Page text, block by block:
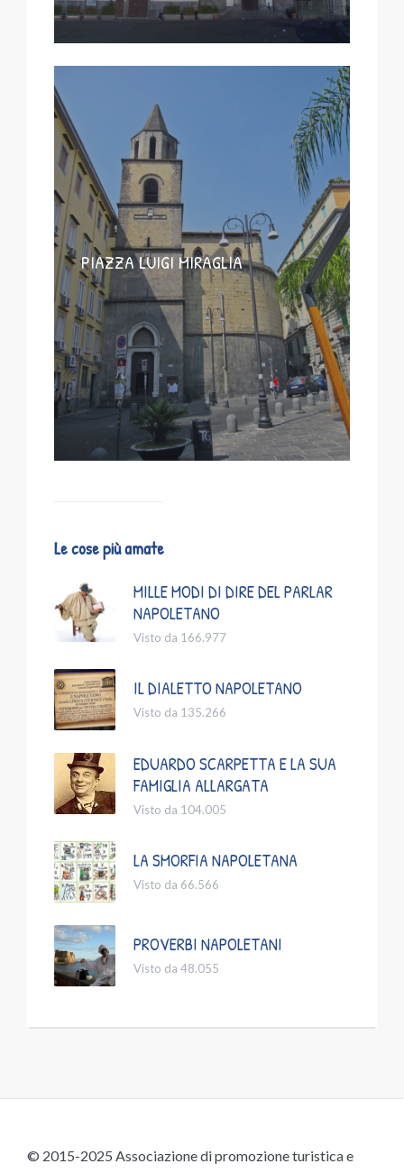
PIAZZA LUIGI MIRAGLIA
Le cose più amate
MILLE MODI DI DIRE DEL PARLAR
NAPOLETANO
Visto da 166.977
IL DIALETTO NAPOLETANO
Visto da 135.266
EDUARDO SCARPETTA E LA SUA
FAMIGLIA ALLARGATA
Visto da 104.005
LA SMORFIA NAPOLETANA
Visto da 66.566
PROVERBI NAPOLETANI
Visto da 48.055
© 2015-2025 Associazione di promozione turistica e